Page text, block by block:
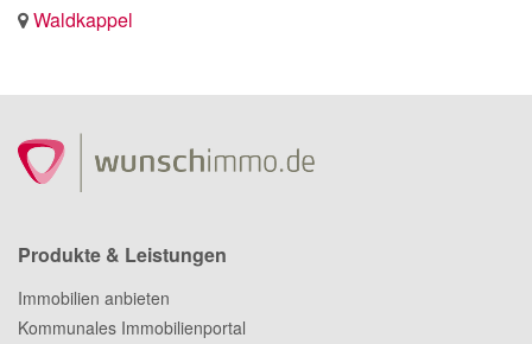
Waldkappel
Produkte & Leistungen
Immobilien anbieten
Kommunales Immobilienportal